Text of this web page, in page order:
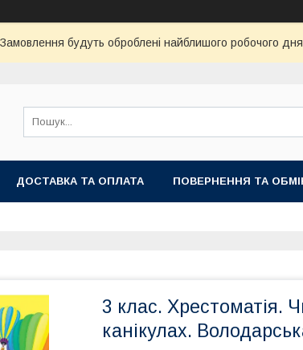
будуть оброблені найблишого робочого
ДОСТАВКА ТА ОПЛАТА ПОВЕРНЕННЯ ТА
3 клас. Хрестоматія.
канікулах.